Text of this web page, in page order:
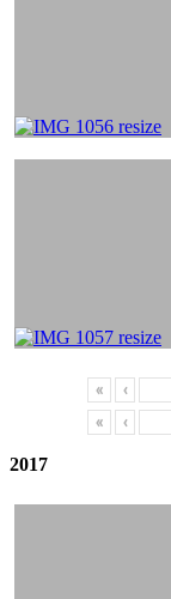
« ‹
« ‹
2017